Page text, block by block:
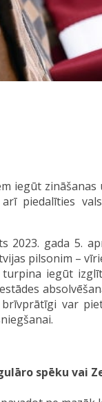
iegūt
piedalīties
2023. gada 5.
pilsonim –
turpina iegūt
var
spēku vai